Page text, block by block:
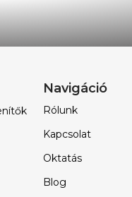
Navigáció
Rólunk
Kapcsolat
Oktatás
Blog